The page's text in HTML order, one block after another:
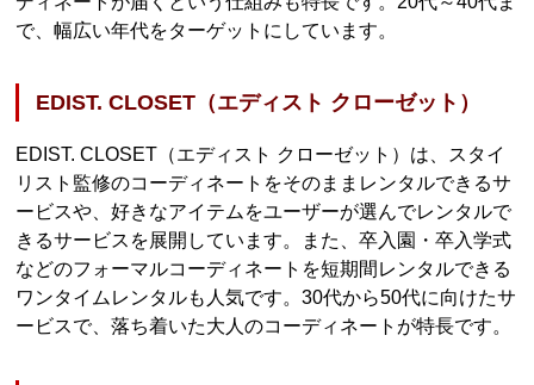
で、幅広い年代をターゲットにしています。
EDIST. CLOSET（エディスト クローゼット）
EDIST. CLOSET（エディスト クローゼット）は、スタイ
リスト監修のコーディネートをそのままレンタルできるサ
ービスや、好きなアイテムをユーザーが選んでレンタルで
きるサービスを展開しています。また、卒入園・卒入学式
などのフォーマルコーディネートを短期間レンタルできる
ワンタイムレンタルも人気です。30代から50代に向けたサ
ービスで、落ち着いた大人のコーディネートが特長です。